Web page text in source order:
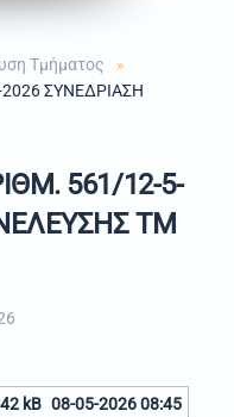
Τμήματος
ΣΥΝΕΔΡΙΑΣΗ
561/12-5-
ΤΜ
kB 08-05-2026 08:45